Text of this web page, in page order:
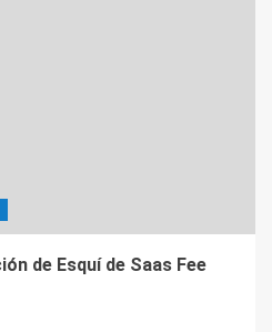
de Esquí de Saas Fee